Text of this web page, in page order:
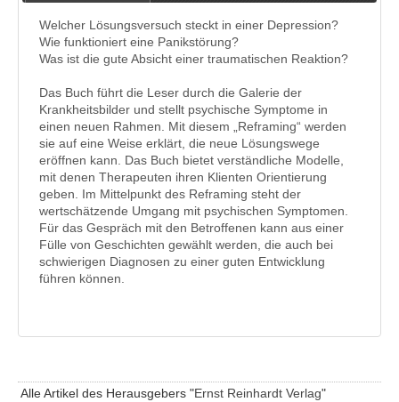
Welcher Lösungsversuch steckt in einer Depression?
Wie funktioniert eine Panikstörung?
Was ist die gute Absicht einer traumatischen Reaktion?
Das Buch führt die Leser durch die Galerie der
Krankheitsbilder und stellt psychische Symptome in
einen neuen Rahmen. Mit diesem „Reframing“ werden
sie auf eine Weise erklärt, die neue Lösungswege
eröffnen kann. Das Buch bietet verständliche Modelle,
mit denen Therapeuten ihren Klienten Orientierung
geben. Im Mittelpunkt des Reframing steht der
wertschätzende Umgang mit psychischen Symptomen.
Für das Gespräch mit den Betroffenen kann aus einer
Fülle von Geschichten gewählt werden, die auch bei
schwierigen Diagnosen zu einer guten Entwicklung
führen können.
Alle Artikel des Herausgebers "Ernst Reinhardt Verlag"